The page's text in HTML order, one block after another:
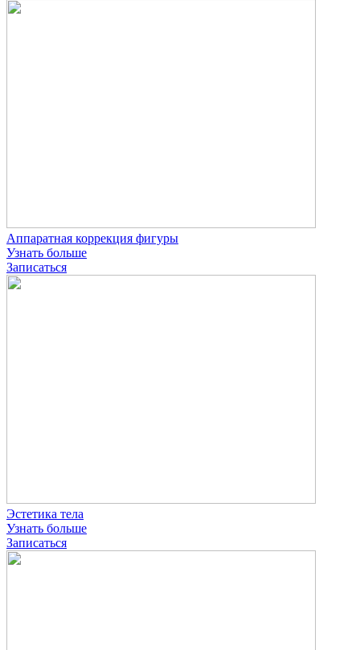
Аппаратная коррекция фигуры
Узнать больше
Записаться
Эстетика тела
Узнать больше
Записаться